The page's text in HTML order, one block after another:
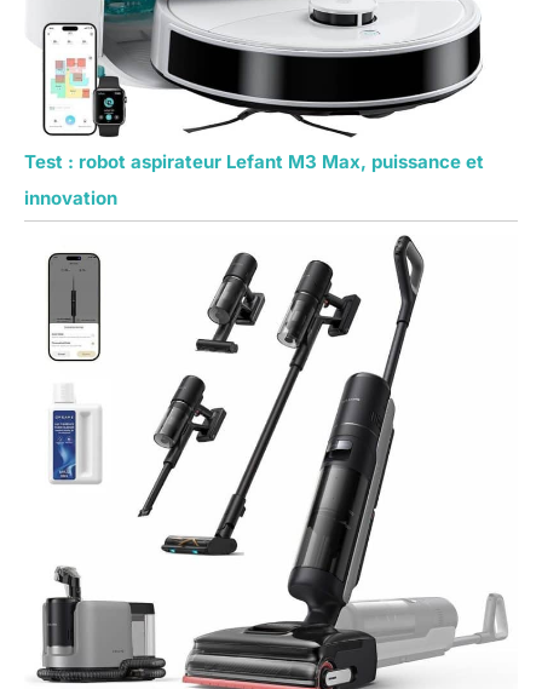
Test : robot aspirateur Lefant M3 Max, puissance et
innovation